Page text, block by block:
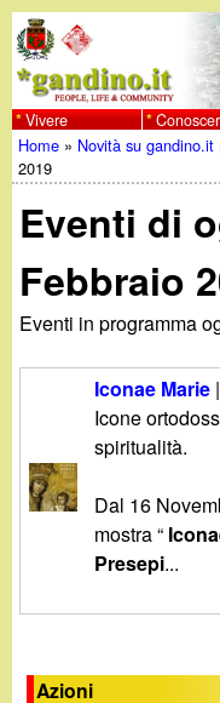
al
w
w
w
.
g
n
i
n
Vivere
Tu
sei
qui
Home » Novità su gandino.it
2019
Eventi di
Febbraio
Eventi in programma
Iconae Marie
Icone
spiritualità.
Dal 16
mostra “
Presepi...
Azioni